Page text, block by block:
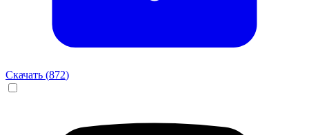
Скачать (872)